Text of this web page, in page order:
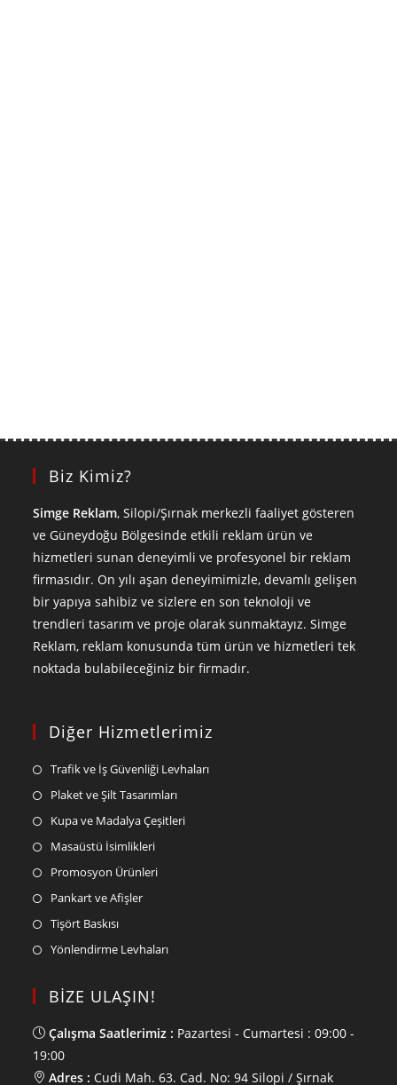
Biz Kimiz?
Simge Reklam, Silopi/Şırnak merkezli faaliyet gösteren
ve Güneydoğu Bölgesinde etkili reklam ürün ve
hizmetleri sunan deneyimli ve profesyonel bir reklam
firmasıdır. On yılı aşan deneyimimizle, devamlı gelişen
bir yapıya sahibiz ve sizlere en son teknoloji ve
trendleri tasarım ve proje olarak sunmaktayız. Simge
Reklam, reklam konusunda tüm ürün ve hizmetleri tek
noktada bulabileceğiniz bir firmadır.
Diğer Hizmetlerimiz
Trafik ve İş Güvenliği Levhaları
Plaket ve Şilt Tasarımları
Kupa ve Madalya Çeşitleri
Masaüstü İsimlikleri
Promosyon Ürünleri
Pankart ve Afişler
Tişört Baskısı
Yönlendirme Levhaları
BİZE ULAŞIN!
Çalışma Saatlerimiz : Pazartesi - Cumartesi : 09:00 -
19:00
Adres : Cudi Mah. 63. Cad. No: 94 Silopi / Şırnak